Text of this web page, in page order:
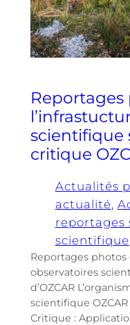
Reportages
scientifique
critique
Actualités
actualité,
reportages
scientifique
Reportages photos
observatoires
d’OZCAR
scientifique
Critique :